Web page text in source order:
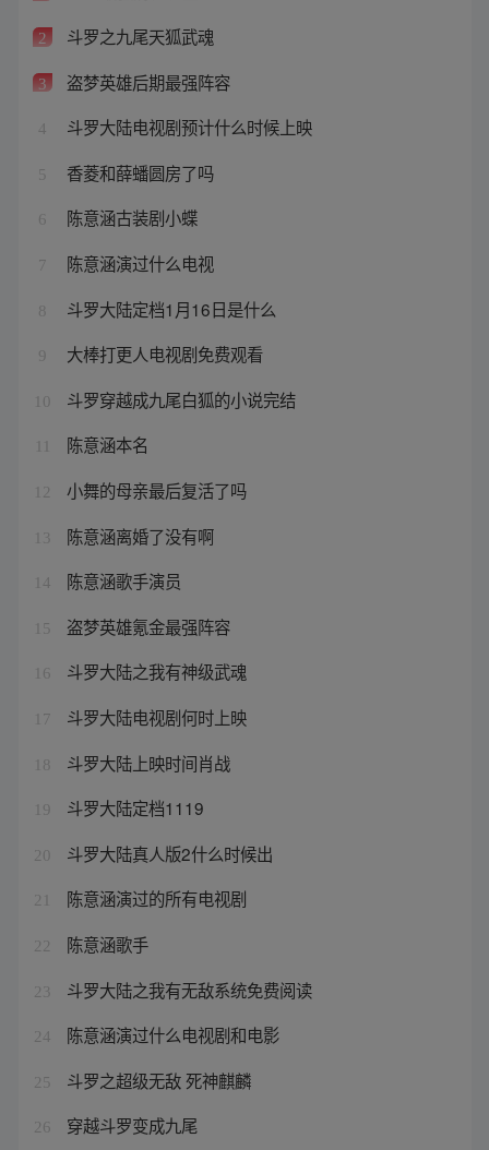
2 斗罗之九尾天狐武魂
3 盗梦英雄后期最强阵容
4 斗罗大陆电视剧预计什么时候上映
5 香菱和薛蟠圆房了吗
6 陈意涵古装剧小蝶
7 陈意涵演过什么电视
8 斗罗大陆定档1月16日是什么
9 大棒打更人电视剧免费观看
10 斗罗穿越成九尾白狐的小说完结
陈意涵本名
12 小舞的母亲最后复活了吗
13 陈意涵离婚了没有啊
14 陈意涵歌手演员
15 盗梦英雄氪金最强阵容
16 斗罗大陆之我有神级武魂
17 斗罗大陆电视剧何时上映
18 斗罗大陆上映时间肖战
19 斗罗大陆定档1119
20 斗罗大陆真人版2什么时候出
21 陈意涵演过的所有电视剧
22 陈意涵歌手
23 斗罗大陆之我有无敌系统免费阅读
24 陈意涵演过什么电视剧和电影
25 斗罗之超级无敌 死神麒麟
26 穿越斗罗变成九尾